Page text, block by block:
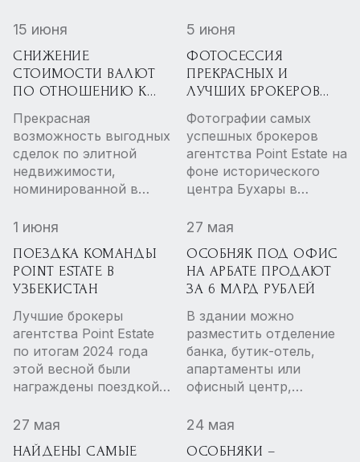
цен и дефиците
«Ведомости». Риелторы
говорят
о перераспределении
спроса за пределы
центра столицы
коммерческой
Москве на июнь 2025
года.
15 июня
СНИЖЕНИЕ
СТОИМОСТИ ВАЛЮТ
ПО ОТНОШЕНИЮ К
ВОЗМОЖНОСТЬ
ВЫГОДНЫХ СДЕЛОК
ПО ЭЛИТНОЙ
НЕДВИЖИМОСТИ
Прекрасная
возможность выгодных
сделок по элитной
недвижимости,
номинированной в
снижению стоимости
5 июня
ФОТОСЕССИЯ
ПРЕКРАСНЫХ И
ЛУЧШИХ БРОКЕРОВ
POINT ESTATE В
ДРЕВНЕЙ БУХАРЕ
Фотографии самых
успешных брокеров
агентства Point Estate на
фоне исторического
центра Бухары в
1 июня
ПОЕЗДКА КОМАНДЫ
POINT ESTATE В
УЗБЕКИСТАН
Лучшие брокеры
агентства Point Estate
по итогам 2024 года
этой весной были
награждены поездкой в
27 мая
ОСОБНЯК ПОД ОФИС
НА АРБАТЕ ПРОДАЮТ
ЗА 6 МЛРД РУБЛЕЙ
В здании можно
разместить отделение
банка, бутик-отель,
апартаменты или
офисный центр,
агентства премиальной
Estate.
27 мая
НАЙДЕНЫ САМЫЕ
24 мая
ОСОБНЯКИ –